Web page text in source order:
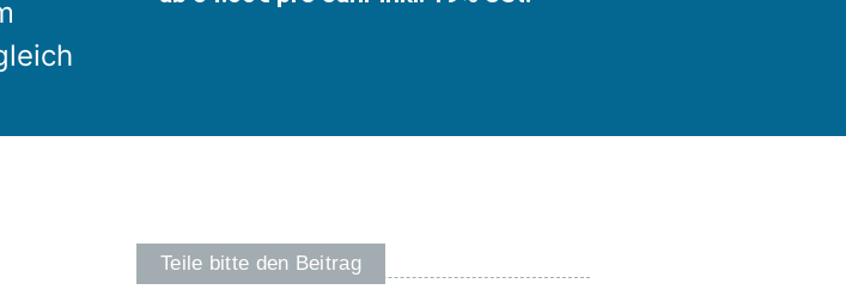
Teile bitte den Beitrag